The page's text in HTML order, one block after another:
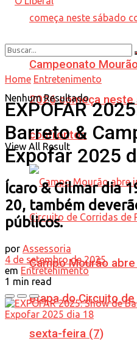
Campeonato
2026 começa neste
confrontos
Campo Mourão
etapa do Circuito
sexta-feira (7)
Nenhum Resultado
View All Result
Home Entretenimento
EXPOFAR
Barreto &
Expofar 2025
Ícaro & Gilmar dia
20, também
públicos.
por Assessoria
4 de setembro de 2025
em Entretenimento
1 min read